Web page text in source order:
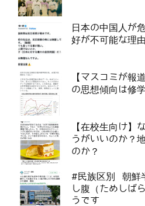
日本の中国人が
好が不可能な理由
【マスコミが報
の思想傾向は修
【在校生向け】
うがいいのか？
のか？
#民族区別 朝鮮
し腹（ためしば
うです